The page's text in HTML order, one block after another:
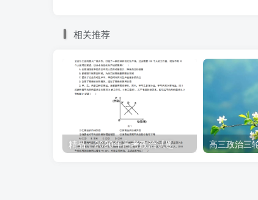
能力考查：调动和运用知识、描述和阐
核心素养：政治认同、科学精神、公共
【详解】第一步：审设问，明确主体
化功能的相关知识结合材料有效信息分析
第二步：审材料，提取有效信息，链
相关推荐
精品：2020年高考政治试题 高三政治三